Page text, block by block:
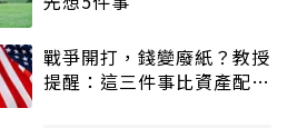
戰爭開打，錢變廢紙？教授
提醒：這三件事比資產配置